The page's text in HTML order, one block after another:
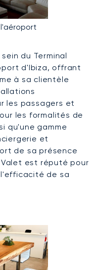
l'aéroport
du Terminal
d'Ibiza, offrant
à sa clientèle
les passagers et
les formalités de
qu'une gamme
et
de sa présence
Valet est réputé pour
de sa